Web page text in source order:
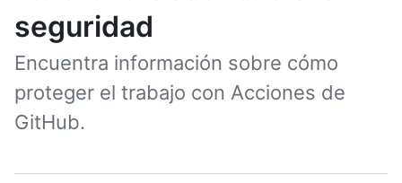
seguridad
Encuentra información sobre cómo
proteger el trabajo con Acciones de
GitHub.